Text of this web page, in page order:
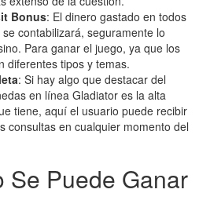
Bonus: El dinero gastado en todos
contabilizará, seguramente lo
Para ganar el juego, ya que los
diferentes tipos y temas.
: Si hay algo que destacar del
en línea Gladiator es la alta
tiene, aquí el usuario puede recibir
consultas en cualquier momento del
Se Puede Ganar